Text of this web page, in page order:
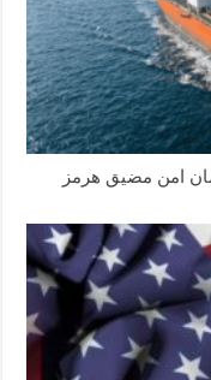
امن مضيق هرمز